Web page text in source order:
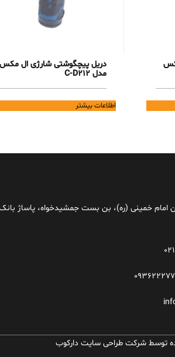
دریل پیچگوشتی شارژی ال مکس
مدل C-D212
اطلاعات بیشتر
امام خمینی (ره)، بن بست جمشیدخواه، پاساژ بانک
توسط شرکت طراحی سایت دارکوب